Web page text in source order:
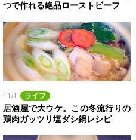
つで作れる絶品ローストビーフ
11/1 ライフ
居酒屋で大ウケ。この冬流行りの
鶏肉ガッツリ塩ダシ鍋レシピ